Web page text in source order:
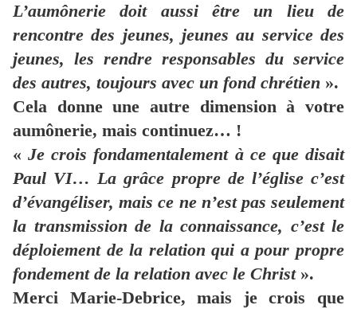
L’aumônerie doit aussi être un lieu de
rencontre des jeunes, jeunes au service des
jeunes, les rendre responsables du service
des autres, toujours avec un fond chrétien ».
Cela donne une autre dimension à votre
aumônerie, mais continuez… !
«Je crois fondamentalement à ce que disait
Paul VI… La grâce propre de l’église c’est
d’évangéliser, mais ce ne n’est pas seulement
la transmission de la connaissance, c’est le
déploiement de la relation qui a pour propre
fondement de la relation avec le Christ ».
Merci Marie-Debrice, mais je crois que